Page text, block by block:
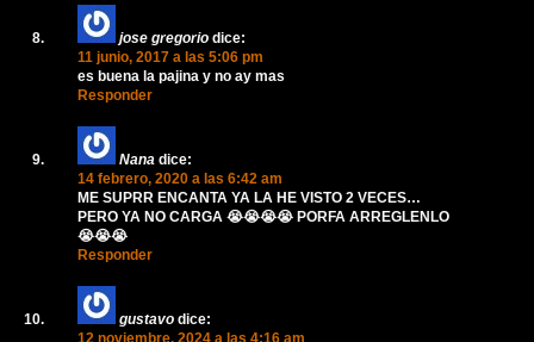
jose gregorio dice:
11 junio, 2017 a las 5:06 pm
es buena la pajina y no ay mas
Responder
Nana dice:
14 febrero, 2020 a las 6:42 am
ME SUPRR ENCANTA YA LA HE VISTO 2 VECES…
PERO YA NO CARGA 😭😭😭😭 PORFA ARREGLENLO
😭😭😭
Responder
gustavo dice:
12 noviembre, 2024 a las 4:16 am